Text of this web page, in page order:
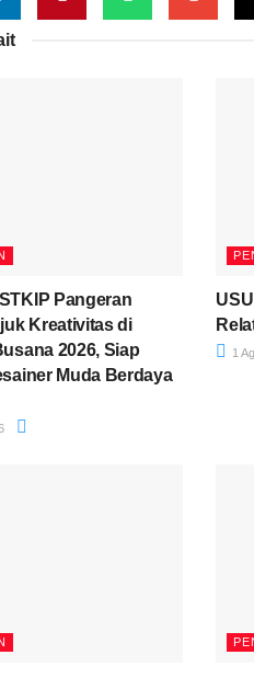
Pangeran
Kreativitas di
2026, Siap
Muda Berdaya
1